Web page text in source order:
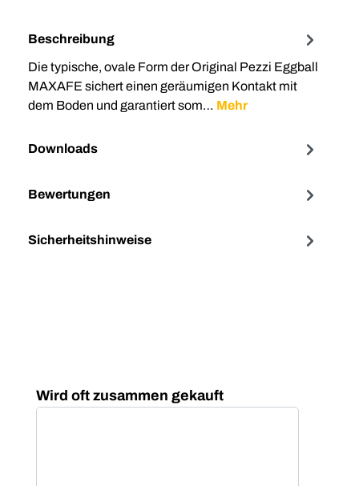
Beschreibung
Die typische, ovale Form der Original Pezzi Eggball
MAXAFE sichert einen geräumigen Kontakt mit
dem Boden und garantiert som… Mehr
Downloads
Bewertungen
Sicherheitshinweise
Produktgalerie überspringen
Wird oft zusammen gekauft